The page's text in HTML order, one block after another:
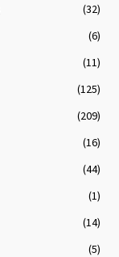
(32)
(6)
(11)
(125)
(209)
(16)
(44)
(1)
(14)
(5)